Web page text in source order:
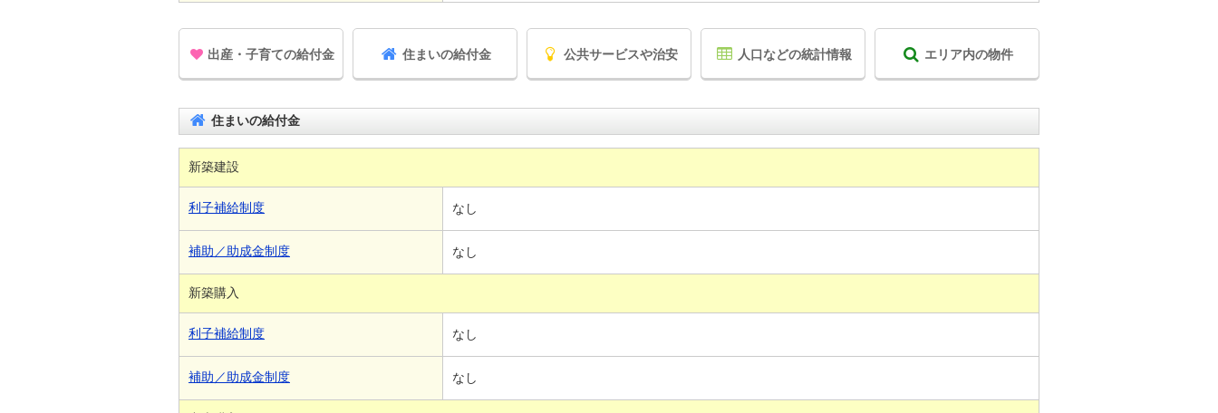
出産・子育ての給付金 住まいの給付金 公共サービスや治安 人口などの統計情報 エリア内の物件
住まいの給付金
新築建設
利子補給制度 なし
補助／助成金制度 なし
新築購入
利子補給制度 なし
補助／助成金制度 なし